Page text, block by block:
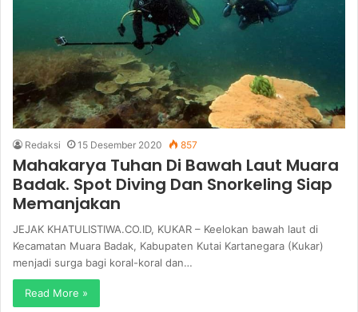
Redaksi 15 Desember 2020 857
Mahakarya Tuhan Di Bawah Laut Muara
Badak. Spot Diving Dan Snorkeling Siap
Memanjakan
JEJAK KHATULISTIWA.CO.ID, KUKAR – Keelokan bawah laut di
Kecamatan Muara Badak, Kabupaten Kutai Kartanegara (Kukar)
menjadi surga bagi koral-koral dan…
Read More »